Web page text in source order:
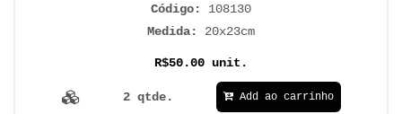
Código: 108130
Medida: 20x23cm
R$50.00 unit.
2 qtde. Add ao carrinho